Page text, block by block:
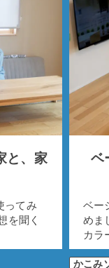
と、家
ってみ
を聞く
ベ
ベー
めま
カラ
かこみ